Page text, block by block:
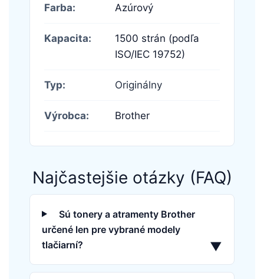
Farba: Azúrový
Kapacita:
1500 strán (podľa
ISO/IEC 19752)
Typ: Originálny
Výrobca: Brother
Najčastejšie otázky (FAQ)
Sú tonery a atramenty Brother
určené len pre vybrané modely
tlačiarní?
▼